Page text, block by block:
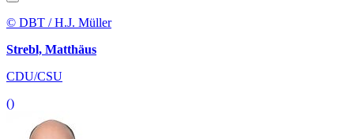
© DBT / H.J. Müller
Strebl, Matthäus
CDU/CSU
()